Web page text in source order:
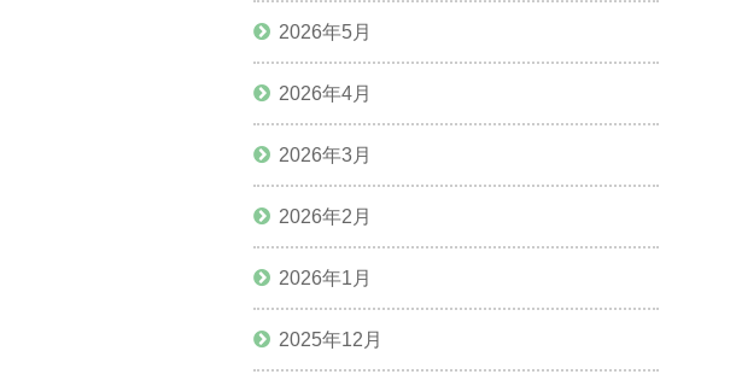
2026年5月
2026年4月
2026年3月
2026年2月
2026年1月
2025年12月